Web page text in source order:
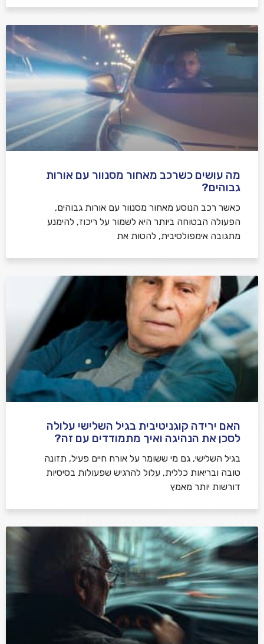
מה עושים כשרכב מאחור מסנוור עם אורות
גבוהים?
כאשר רכב הנוסע מאחור מסנוור עם אורות גבוהים,
הפעולה הבטוחה ביותר היא לשמור על ריכוז, להימנע
מתגובה אימפולסיבית, להטות את
האם ירידה קוגניטיבית בגיל השלישי עלולה
לסכן את הנהיגה ואיך מתמודדים עם זה?
בגיל השלישי, גם מי ששומר על אורח חיים פעיל, תזונה
טובה ובריאות כללית, עלול להרגיש שפעולות בסיסיות
דורשות יותר מאמץ